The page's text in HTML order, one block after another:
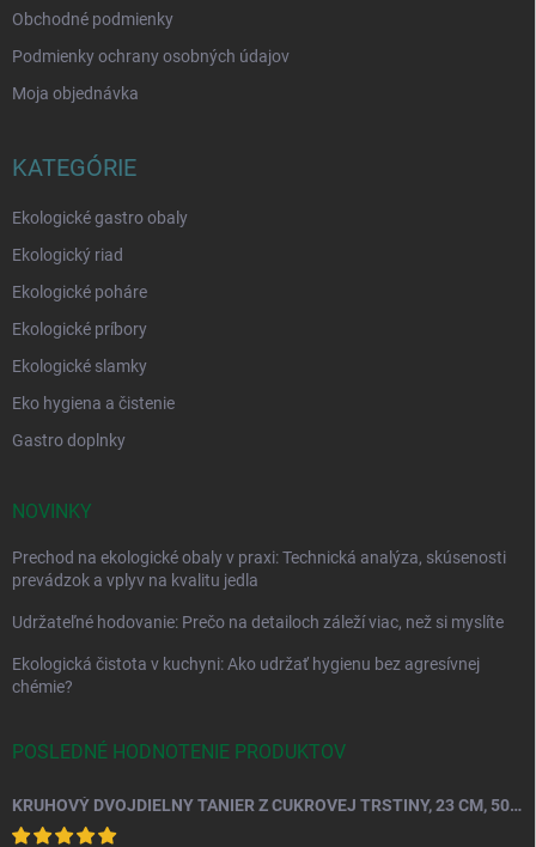
Obchodné podmienky
Podmienky ochrany osobných údajov
Moja objednávka
KATEGÓRIE
Ekologické gastro obaly
Ekologický riad
Ekologické poháre
Ekologické príbory
Ekologické slamky
Eko hygiena a čistenie
Gastro doplnky
NOVINKY
Prechod na ekologické obaly v praxi: Technická analýza, skúsenosti
prevádzok a vplyv na kvalitu jedla
Udržateľné hodovanie: Prečo na detailoch záleží viac, než si myslíte
Ekologická čistota v kuchyni: Ako udržať hygienu bez agresívnej
chémie?
POSLEDNÉ HODNOTENIE PRODUKTOV
KRUHOVÝ DVOJDIELNY TANIER Z CUKROVEJ TRSTINY, 23 CM, 50 KS.